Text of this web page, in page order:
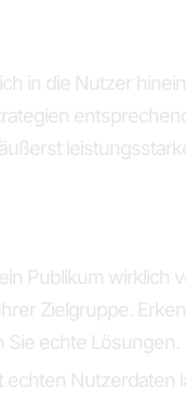
in die Nutzer
Publikum wirklich
Zielgruppe.
Sie echte Lösungen.
echten Nutzerdaten